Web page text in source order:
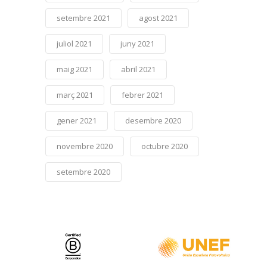
setembre 2021 agost 2021
juliol 2021 juny 2021
maig 2021 abril 2021
març 2021 febrer 2021
gener 2021 desembre 2020
novembre 2020 octubre 2020
setembre 2020